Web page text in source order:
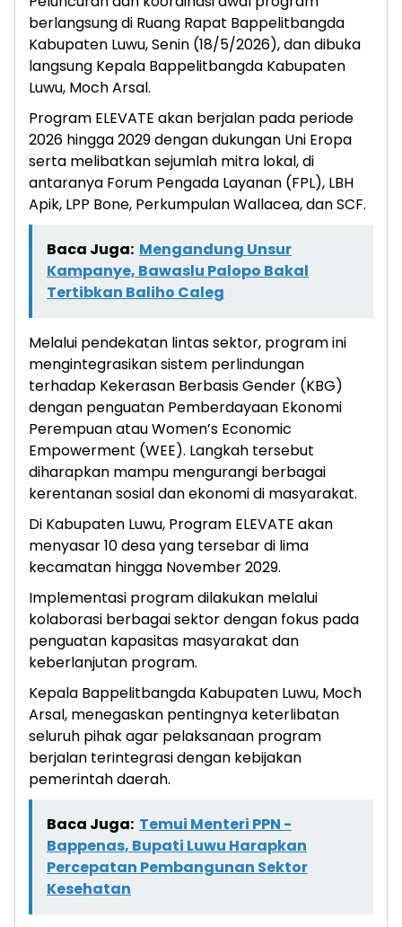
berlangsung di Ruang Rapat Bappelitbangda
Kabupaten Luwu, Senin (18/5/2026), dan dibuka
langsung Kepala Bappelitbangda Kabupaten
Luwu, Moch Arsal.
Program ELEVATE akan berjalan pada periode
2026 hingga 2029 dengan dukungan Uni Eropa
serta melibatkan sejumlah mitra lokal, di
antaranya Forum Pengada Layanan (FPL), LBH
Apik, LPP Bone, Perkumpulan Wallacea, dan SCF.
Baca Juga: Mengandung Unsur
Kampanye, Bawaslu Palopo Bakal
Tertibkan Baliho Caleg
Melalui pendekatan lintas sektor, program ini
mengintegrasikan sistem perlindungan
terhadap Kekerasan Berbasis Gender (KBG)
dengan penguatan Pemberdayaan Ekonomi
Perempuan atau Women’s Economic
Empowerment (WEE). Langkah tersebut
diharapkan mampu mengurangi berbagai
kerentanan sosial dan ekonomi di masyarakat.
Di Kabupaten Luwu, Program ELEVATE akan
menyasar 10 desa yang tersebar di lima
kecamatan hingga November 2029.
Implementasi program dilakukan melalui
kolaborasi berbagai sektor dengan fokus pada
penguatan kapasitas masyarakat dan
keberlanjutan program.
Kepala Bappelitbangda Kabupaten Luwu, Moch
Arsal, menegaskan pentingnya keterlibatan
seluruh pihak agar pelaksanaan program
berjalan terintegrasi dengan kebijakan
pemerintah daerah.
Baca Juga: Temui Menteri PPN -
Bappenas, Bupati Luwu Harapkan
Percepatan Pembangunan Sektor
Kesehatan